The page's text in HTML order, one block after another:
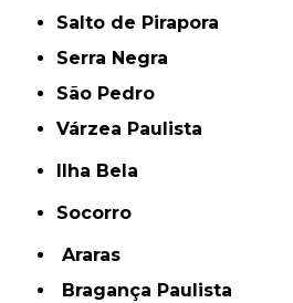
Salto de Pirapora
Serra Negra
São Pedro
Várzea Paulista
Ilha Bela
Socorro
Araras
Bragança Paulista